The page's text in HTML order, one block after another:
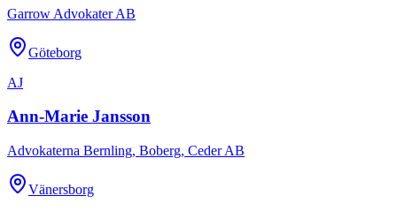
Garrow Advokater AB
Göteborg
AJ
Ann-Marie Jansson
Advokaterna Bernling, Boberg, Ceder AB
Vänersborg